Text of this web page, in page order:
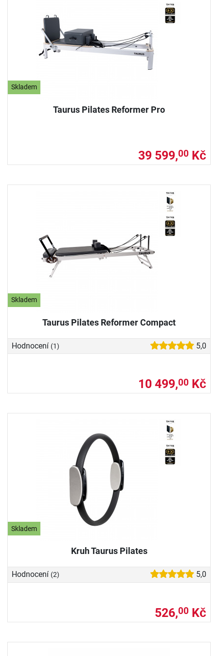
Skladem
Taurus Pilates Reformer Pro
39 599,00 Kč
Skladem
Taurus Pilates Reformer Compact
Hodnocení (1) 5,0
10 499,00 Kč
Skladem
Kruh Taurus Pilates
Hodnocení (2) 5,0
526,00 Kč